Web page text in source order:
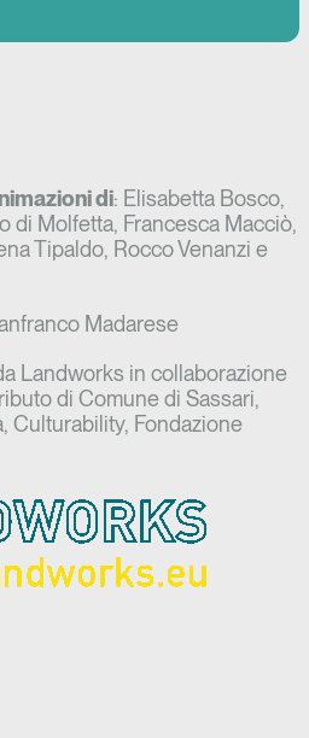
di: Elisabetta Bosco,
di Molfetta, Francesca Macciò,
Tipaldo, Rocco Venanzi e
Madarese
Landworks in collaborazione
di Comune di Sassari,
Culturability, Fondazione